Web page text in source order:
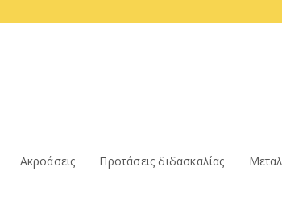
Ακροάσεις Προτάσεις διδασκαλίας